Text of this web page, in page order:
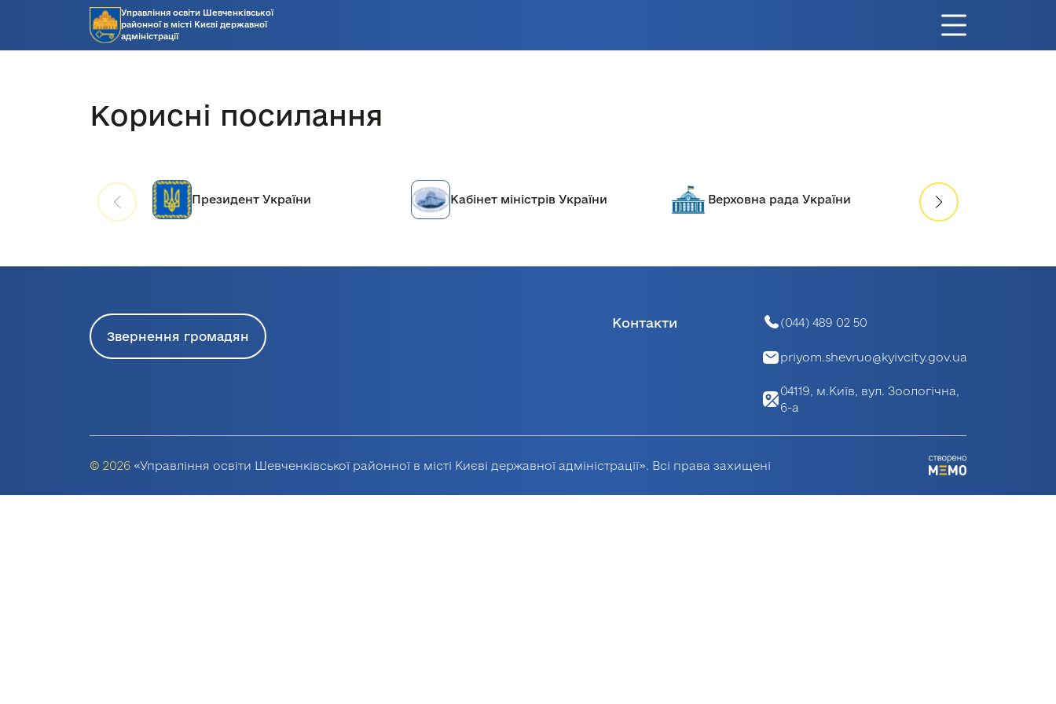
Управління освіти Шевченківської
районної в місті Києві державної
адміністрації
Корисні посилання
Президент України Кабінет міністрів України Верховна рада України
Міністерство освіти і
України
Звернення громадян
Контакти (044) 489 02 50
priyom.shevruo@kyivcity.gov.ua
04119, м.Київ, вул. Зоологічна,
6-а
© 2026 «Управління освіти Шевченківської районної в місті Києві державної адміністрації». Всі права захищені